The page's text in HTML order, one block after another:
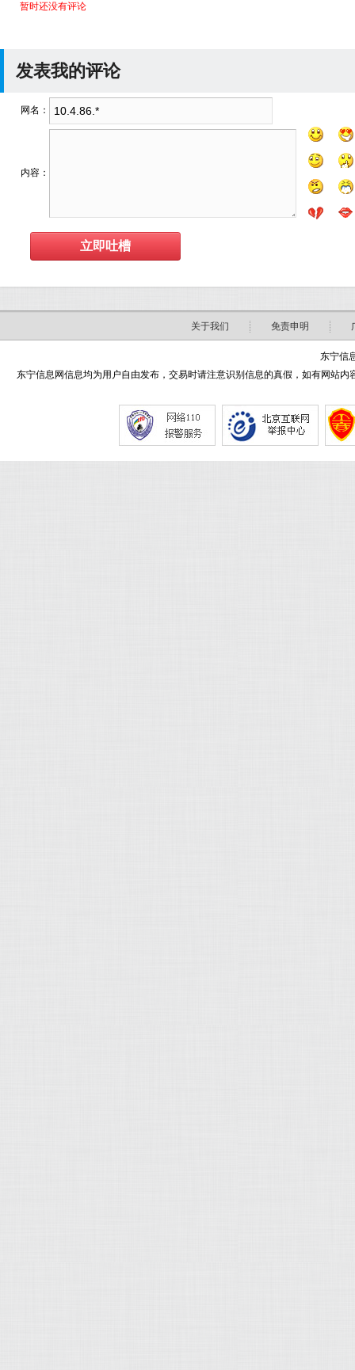
暂时还没有评论
发表我的评论
网名：
内容：
关于我们 免责申明
东宁信
东宁信息网信息均为用户自由发布，交易时请注意识别信息的真假，如有网站内